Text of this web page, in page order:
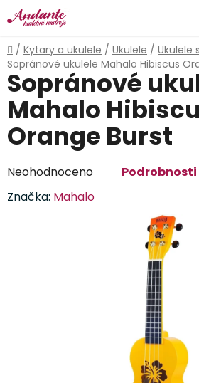
Přejít
na
obsah
Domů
/ Kytary a ukulele / Ukulele / Ukulele
Sopránové ukulele Mahalo Hibiscus
Sopránové
Mahalo
Orange Burst
Průměrné
produktu
Neohodnoceno
Značka: Mahalo